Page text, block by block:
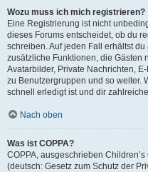
Wozu muss ich mich registrieren?
Eine Registrierung ist nicht
dieses Forums entscheidet, ob du
schreiben. Auf jeden Fall erhältst
zusätzliche Funktionen, die Gästen
Avatarbilder, Private Nachrichten,
zu Benutzergruppen und so weiter.
schnell erledigt ist und dir
Nach oben
Was ist COPPA?
COPPA, ausgeschrieben
(deutsch: Gesetz zum Schutz der